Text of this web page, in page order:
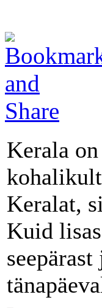
Kerala
Keralat,
Kuid